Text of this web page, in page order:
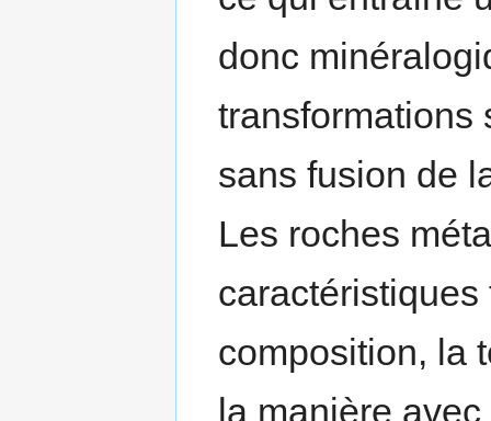
donc
transformations
sans fusion de
Les roches
composition, la
la manière